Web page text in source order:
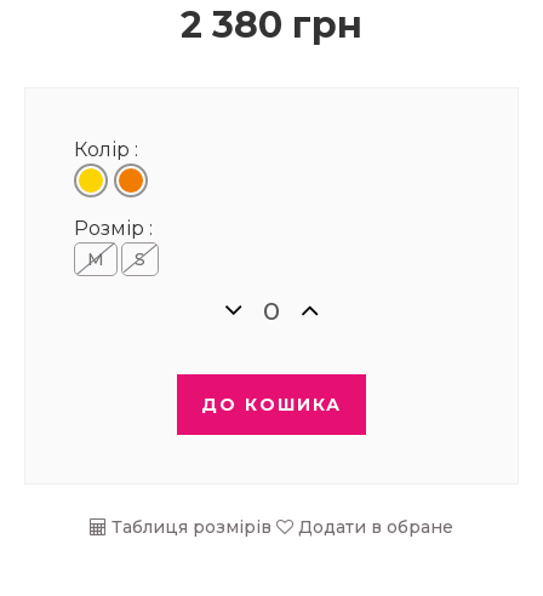
2 380 грн
Колір :
Розмір :
M S
ДО КОШИКА
Таблиця розмірів Додати в обране